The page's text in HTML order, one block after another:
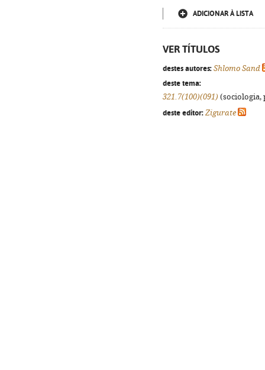
ADICIONAR À LISTA
VER TÍTULOS
destes autores: Shlomo Sand
deste tema:
321.7(100)(091) (sociologia,
deste editor: Zigurate